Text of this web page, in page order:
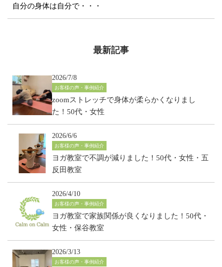
自分の身体は自分で・・・
最新記事
2026/7/8
お客様の声・事例紹介
zoomストレッチで身体が柔らかくなりまし
た！50代・女性
2026/6/6
お客様の声・事例紹介
ヨガ教室で不調が減りました！50代・女性・五
反田教室
2026/4/10
お客様の声・事例紹介
ヨガ教室で家族関係が良くなりました！50代・
女性・保谷教室
2026/3/13
お客様の声・事例紹介